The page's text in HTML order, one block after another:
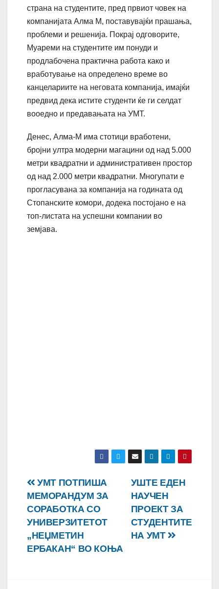
страна на студентите, пред првиот човек на
компанијата Алма М, поставувајќи прашања,
проблеми и решенија. Покрај одговорите,
Муареми на студентите им понуди и
продлабочена практична работа како и
вработување на определено време во
канцелариите на неговата компанија, имајќи
предвид дека истите студенти ќе ги селдат
вооедно и предавањата на УМТ.
Денес, Алма-М има стотици вработени,
бројни ултра модерни магацини од над 5.000
метри квадратни и административен простор
од над 2.000 метри квадратни. Многупати е
прогласувана за компанија на годината од
Стопанските комори, додека постојано е на
топ-листата на успешни компании во
земјава.
Навигација
на
напис
УШТЕ ЕДЕН
НАУЧЕН
ПРОЕКТ ЗА
СТУДЕНТИТЕ
НА УМТ
УМТ ПОТПИША
МЕМОРАНДУМ ЗА
СОРАБОТКА СО
УНИВЕРЗИТЕТОТ
„НЕЏМЕТИН
ЕРБАКАН“ ВО КОЊА